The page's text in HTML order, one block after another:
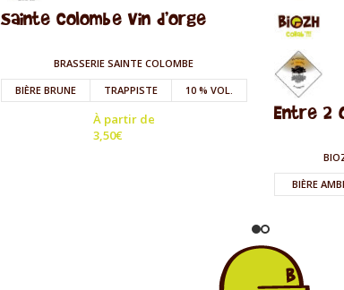
Sainte Colombe Vin d’orge
BRASSERIE SAINTE COLOMBE
BIÈRE BRUNE
TRAPPISTE 10 % VOL.
À partir de
3,50€
Entre 2
BIÈRE